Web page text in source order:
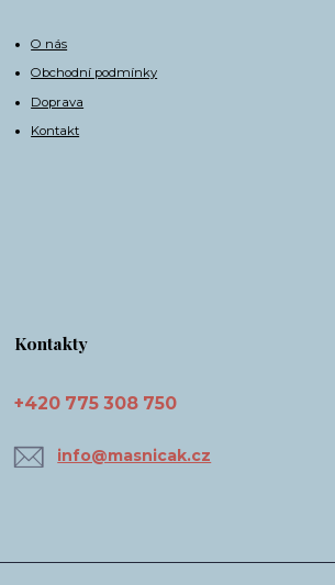
O nás
Obchodní podmínky
Doprava
Kontakt
Kontakty
+420 775 308 750
info@masnicak.cz